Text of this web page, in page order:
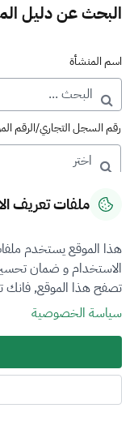
البحث عن دليل
اسم المنشأة
رقم السجل التجاري/الرقم
رقم الترخيص
التصنيف
VFR3
فرع التقييم
الآلات والمعدات
ملفات تعريف
هذا الموقع يستخدم
الاستخدام و ضمان
تصفح هذا الموقع, فانك
سياسة الخصوصية